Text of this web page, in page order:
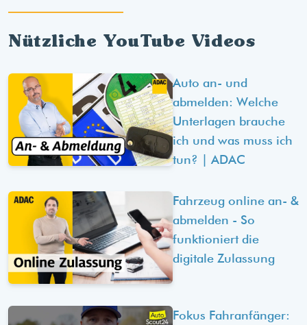
Nützliche YouTube Videos
Auto an- und
abmelden: Welche
Unterlagen brauche
ich und was muss ich
tun? | ADAC
Fahrzeug online an- &
abmelden - So
funktioniert die
digitale Zulassung
Fokus Fahranfänger: